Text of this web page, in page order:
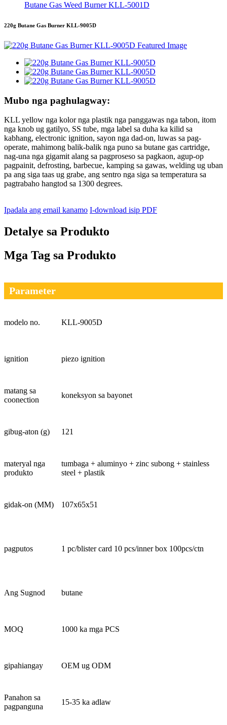
Butane Gas Weed Burner KLL-5001D
220g Butane Gas Burner KLL-9005D
Mubo nga paghulagway:
KLL yellow nga kolor nga plastik nga panggawas nga tabon, itom
nga knob ug gatilyo, SS tube, mga label sa duha ka kilid sa
kabhang, electronic ignition, sayon ​​nga dad-on, luwas sa pag-
operate, mahimong balik-balik nga puno sa butane gas cartridge,
nag-una nga gigamit alang sa pagproseso sa pagkaon, agup-op
pagpainit, defrosting, barbecue, kamping sa gawas, welding ug uban
pa ang siga taas ug grabe, ang sentro nga siga sa temperatura sa
pagtrabaho hangtod sa 1300 degrees.
Ipadala ang email kanamo I-download isip PDF
Detalye sa Produkto
Mga Tag sa Produkto
Parameter
modelo no. KLL-9005D
ignition piezo ignition
matang sa
coonection
koneksyon sa bayonet
gibug-aton (g) 121
materyal nga
produkto
tumbaga + aluminyo + zinc subong + stainless
steel + plastik
gidak-on (MM) 107x65x51
pagputos 1 pc/blister card 10 pcs/inner box 100pcs/ctn
Ang Sugnod butane
MOQ 1000 ka mga PCS
gipahiangay OEM ug ODM
Panahon sa
pagpanguna
15-35 ka adlaw